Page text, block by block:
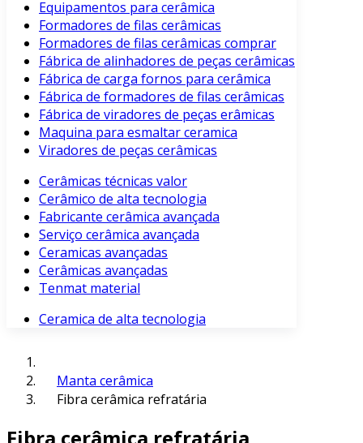
Equipamentos para cerâmica
Formadores de filas cerâmicas
Formadores de filas cerâmicas comprar
Fábrica de alinhadores de peças cerâmicas
Fábrica de carga fornos para cerâmica
Fábrica de formadores de filas cerâmicas
Fábrica de viradores de peças erâmicas
Maquina para esmaltar ceramica
Viradores de peças cerâmicas
Cerâmicas técnicas valor
Cerâmico de alta tecnologia
Fabricante cerâmica avançada
Serviço cerâmica avançada
Ceramicas avançadas
Cerâmicas avançadas
Tenmat material
Ceramica de alta tecnologia
Manta cerâmica
Fibra cerâmica refratária